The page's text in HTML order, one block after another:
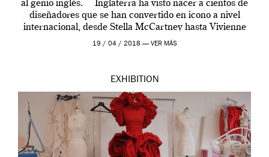
al genio inglés. Inglaterra ha visto nacer a cientos de
diseñadores que se han convertido en icono a nivel
internacional, desde Stella McCartney hasta Vivienne
Westwood pasando […]
19 / 04 / 2018 — VER MÁS
EXHIBITION